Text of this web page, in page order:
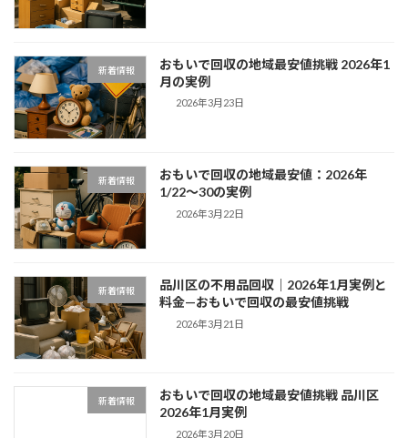
新着情報
おもいで回収の地域最安値挑戦 2026年1
月の実例
2026年3月23日
新着情報
おもいで回収の地域最安値：2026年
1/22〜30の実例
2026年3月22日
新着情報
品川区の不用品回収｜2026年1月実例と
料金—おもいで回収の最安値挑戦
2026年3月21日
新着情報
おもいで回収の地域最安値挑戦 品川区
2026年1月実例
2026年3月20日